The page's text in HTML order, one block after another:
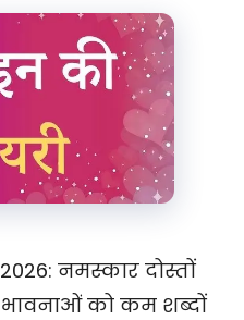
नमस्कार दोस्तों
को कम शब्दों